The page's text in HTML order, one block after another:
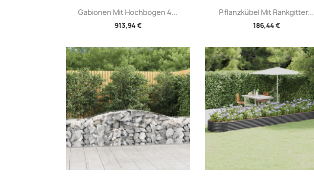
Gabionen Mit Hochbogen 4...
913,94 €
Pflanzkübel Mit Rankgitter...
186,44 €